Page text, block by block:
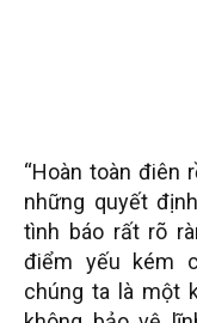
“Hoàn toàn điên
những quyết
tình báo rất rõ
điểm yếu kém
chúng ta là một